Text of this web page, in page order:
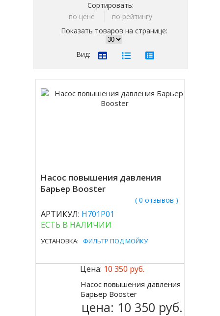
Сортировать:
по цене
по рейтингу
Показать товаров на странице:
Вид:
Насос повышения давления
Барьер Booster
( 0 отзывов )
АРТИКУЛ: Н701Р01
ЕСТЬ В НАЛИЧИИ
УСТАНОВКА: ФИЛЬТР ПОД МОЙКУ
Цена: 10 350 руб.
Насос повышения давления
Барьер Booster
цена: 10 350 руб.